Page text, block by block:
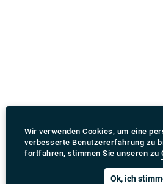
Wir verwenden Cookies, um eine
verbesserte Benutzererfahrung zu
fortfahren, stimmen Sie unseren zu
Ok, ich